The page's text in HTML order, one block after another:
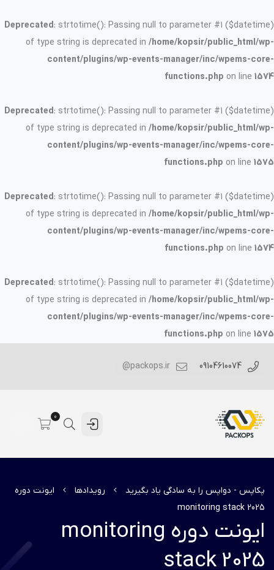
Deprecated: strtotime(): Passing null to parameter #1 ($datetime)
of type string is deprecated in /home/kopsir/public_html/wp-
content/plugins/wp-events-manager/inc/wpems-core-
functions.php on line 1574
Deprecated: strtotime(): Passing null to parameter #1 ($datetime)
of type string is deprecated in /home/kopsir/public_html/wp-
content/plugins/wp-events-manager/inc/wpems-core-
functions.php on line 1575
Deprecated: strtotime(): Passing null to parameter #1 ($datetime)
of type string is deprecated in /home/kopsir/public_html/wp-
content/plugins/wp-events-manager/inc/wpems-core-
functions.php on line 1574
Deprecated: strtotime(): Passing null to parameter #1 ($datetime)
of type string is deprecated in /home/kopsir/public_html/wp-
content/plugins/wp-events-manager/inc/wpems-core-
functions.php on line 1575
0
پکاپس - دواپس را به سادگی یاد بگیرید رویدادها
ایونت دوره
monitoring stack 2025
ایونت دوره monitoring
stack 2025